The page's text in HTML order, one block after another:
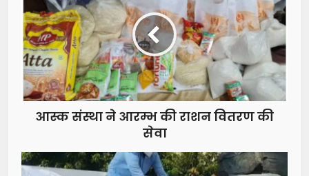
आस्क संस्था ने आरम्भ की राशन वितरण की
सेवा